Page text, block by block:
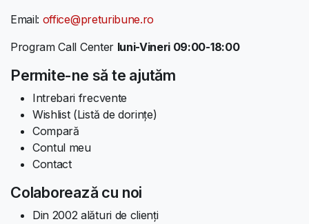
Email: office@preturibune.ro
Program Call Center luni-Vineri 09:00-18:00
Permite-ne să te ajutăm
Intrebari frecvente
Wishlist (Listă de dorințe)
Compară
Contul meu
Contact
Colaborează cu noi
Din 2002 alături de clienți